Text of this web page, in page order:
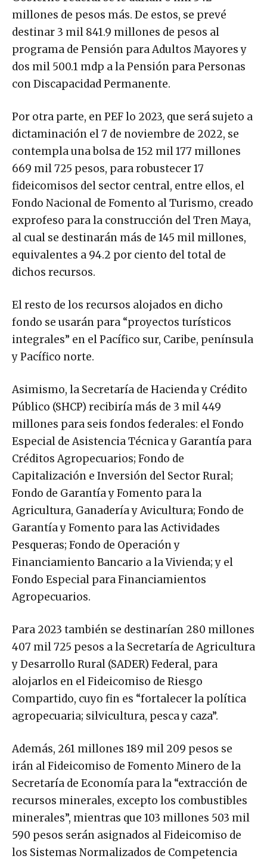
millones de pesos más. De estos, se prevé
destinar 3 mil 841.9 millones de pesos al
programa de Pensión para Adultos Mayores y
dos mil 500.1 mdp a la Pensión para Personas
con Discapacidad Permanente.
Por otra parte, en PEF lo 2023, que será sujeto a
dictaminación el 7 de noviembre de 2022, se
contempla una bolsa de 152 mil 177 millones
669 mil 725 pesos, para robustecer 17
fideicomisos del sector central, entre ellos, el
Fondo Nacional de Fomento al Turismo, creado
exprofeso para la construcción del Tren Maya,
al cual se destinarán más de 145 mil millones,
equivalentes a 94.2 por ciento del total de
dichos recursos.
El resto de los recursos alojados en dicho
fondo se usarán para “proyectos turísticos
integrales” en el Pacífico sur, Caribe, península
y Pacífico norte.
Asimismo, la Secretaría de Hacienda y Crédito
Público (SHCP) recibiría más de 3 mil 449
millones para seis fondos federales: el Fondo
Especial de Asistencia Técnica y Garantía para
Créditos Agropecuarios; Fondo de
Capitalización e Inversión del Sector Rural;
Fondo de Garantía y Fomento para la
Agricultura, Ganadería y Avicultura; Fondo de
Garantía y Fomento para las Actividades
Pesqueras; Fondo de Operación y
Financiamiento Bancario a la Vivienda; y el
Fondo Especial para Financiamientos
Agropecuarios.
Para 2023 también se destinarían 280 millones
407 mil 725 pesos a la Secretaría de Agricultura
y Desarrollo Rural (SADER) Federal, para
alojarlos en el Fideicomiso de Riesgo
Compartido, cuyo fin es “fortalecer la política
agropecuaria; silvicultura, pesca y caza”.
Además, 261 millones 189 mil 209 pesos se
irán al Fideicomiso de Fomento Minero de la
Secretaría de Economía para la “extracción de
recursos minerales, excepto los combustibles
minerales”, mientras que 103 millones 503 mil
590 pesos serán asignados al Fideicomiso de
los Sistemas Normalizados de Competencia